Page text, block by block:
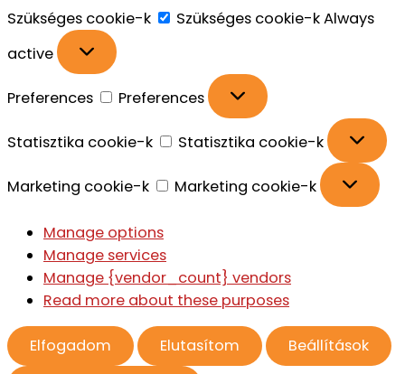
Szükséges cookie-k
Szükséges cookie-kAlways
active
Preferences Preferences
Statisztika cookie-k Statisztika cookie-k
Marketing cookie-k Marketing cookie-k
Manage options
Manage services
Manage {vendor_count} vendors
Read more about these purposes
Elfogadom Elutasítom
Beállítások